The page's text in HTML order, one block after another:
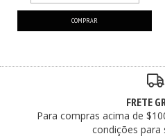
FRETE
Para compras acima de
condições para